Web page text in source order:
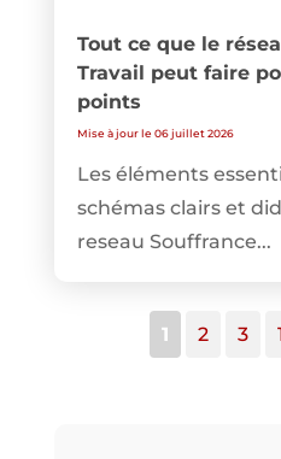
Tout ce que le
Travail peut faire
points
Mise à jour le 06 juillet 2026
Les éléments
schémas clairs et
reseau Souffrance...
1 2 3